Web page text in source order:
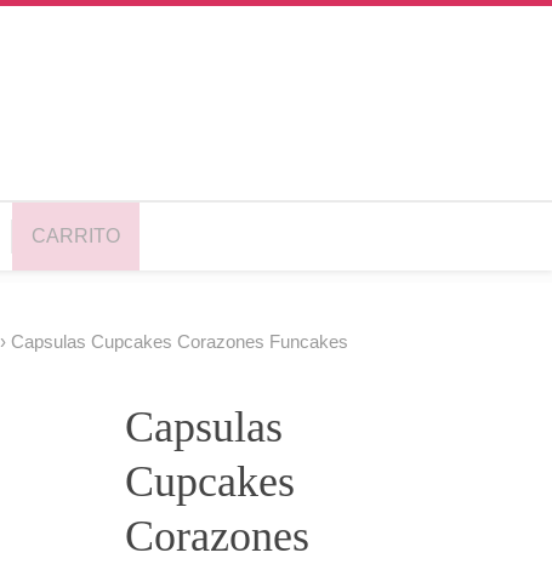
CARRITO
› Capsulas Cupcakes Corazones Funcakes
Capsulas
Cupcakes
Corazones